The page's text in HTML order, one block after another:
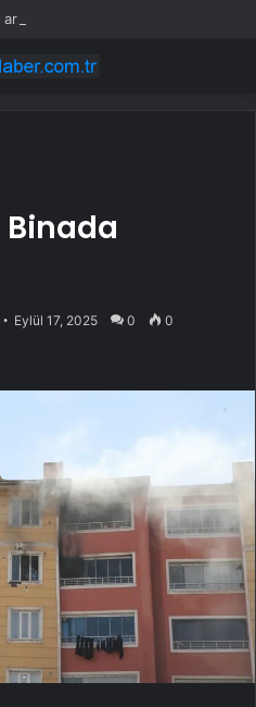
tekne kurtarıldı
Binada
Eylül 17, 2025 0 0